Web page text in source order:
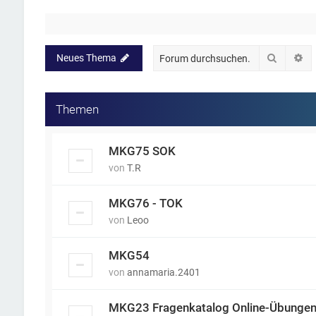
Neues Thema Suche
Themen
MKG75 SOK
von T.R
MKG76 - TOK
von Leoo
MKG54
von annamaria.2401
MKG23 Fragenkatalog Online-Übungen